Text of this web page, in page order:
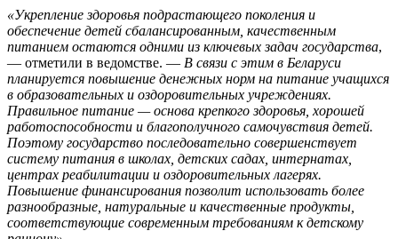
«Укрепление здоровья подрастающего поколения и
обеспечение детей сбалансированным, качественным
питанием остаются одними из ключевых задач государства,
— отметили в ведомстве. — В связи с этим в Беларуси
планируется повышение денежных норм на питание учащихся
в образовательных и оздоровительных учреждениях.
Правильное питание — основа крепкого здоровья, хорошей
работоспособности и благополучного самочувствия детей.
Поэтому государство последовательно совершенствует
систему питания в школах, детских садах, интернатах,
центрах реабилитации и оздоровительных лагерях.
Повышение финансирования позволит использовать более
разнообразные, натуральные и качественные продукты,
соответствующие современным требованиям к детскому